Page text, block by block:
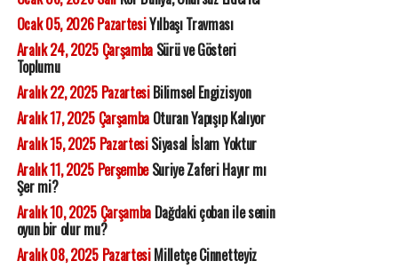
Ocak 05, 2026 PazartesiYılbaşı Travması
Aralık 24, 2025 ÇarşambaSürü ve Gösteri
Toplumu
Aralık 22, 2025 PazartesiBilimsel Engizisyon
Aralık 17, 2025 ÇarşambaOturan Yapışıp Kalıyor
Aralık 15, 2025 PazartesiSiyasal İslam Yoktur
Aralık 11, 2025 PerşembeSuriye Zaferi Hayır mı
Şer mi?
Aralık 10, 2025 ÇarşambaDağdaki çoban ile senin
oyun bir olur mu?
Aralık 08, 2025 PazartesiMilletçe Cinnetteyiz